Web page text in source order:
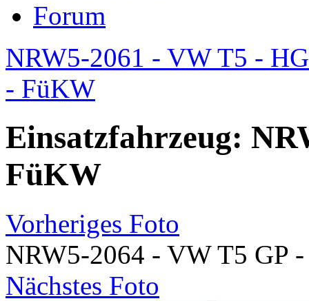
Forum
NRW5-2061 - VW T5 -
- FüKW
Einsatzfahrzeug:
FüKW
Vorheriges Foto
NRW5-2064 - VW T5 GP
Nächstes Foto